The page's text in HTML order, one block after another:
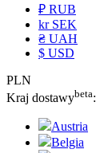
₽ RUB
kr SEK
₴ UAH
$ USD
PLN
Kraj dostawybeta:
Austria
Belgia